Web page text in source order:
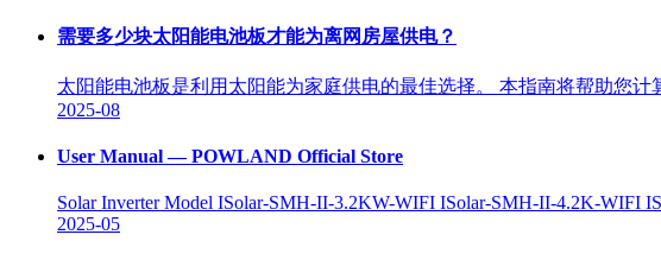
需要多少块太阳能电池板才能为离网房屋供电？
太阳能电池板是利用太阳能为家庭供电的最佳选择。 本指南将帮助您
2025-08
User Manual — POWLAND Official Store
Solar Inverter Model ISolar-SMH-II-3.2KW-WIFI ISolar-SMH-II-4.2K-
2025-05